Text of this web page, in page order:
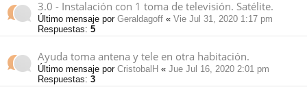
3.0 - Instalación con 1 toma de televisión. Satélite.
Último mensaje por Geraldagoff « Vie Jul 31, 2020 1:17 pm
Respuestas: 5
Ayuda toma antena y tele en otra habitación.
Último mensaje por CristobalH « Jue Jul 16, 2020 2:01 pm
Respuestas: 3